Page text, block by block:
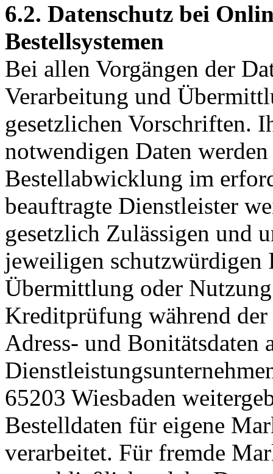
6.2. Datenschutz bei
Bestellsystemen
Bei allen Vorgängen der
Verarbeitung und
gesetzlichen Vorschriften.
notwendigen Daten
Bestellabwicklung im
beauftragte Dienstleister
gesetzlich Zulässigen und
jeweiligen schutzwürdigen
Übermittlung oder
Kreditprüfung während
Adress- und Bonitätsdaten
65203 Wiesbaden
Bestelldaten für eigene
verarbeitet. Für fremde